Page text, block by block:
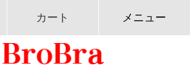
カート メニュー